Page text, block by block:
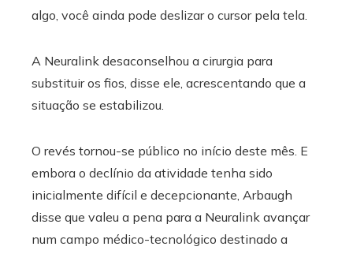
algo, você ainda pode deslizar o cursor pela tela.
A Neuralink desaconselhou a cirurgia para
substituir os fios, disse ele, acrescentando que a
situação se estabilizou.
O revés tornou-se público no início deste mês. E
embora o declínio da atividade tenha sido
inicialmente difícil e decepcionante, Arbaugh
disse que valeu a pena para a Neuralink avançar
num campo médico-tecnológico destinado a